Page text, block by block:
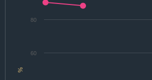
%
60
80